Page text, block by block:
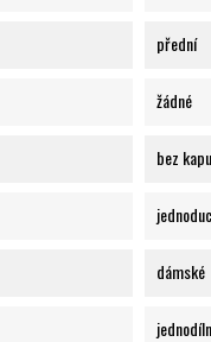
přední
žádné
bez
dámské